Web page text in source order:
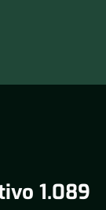
1.089